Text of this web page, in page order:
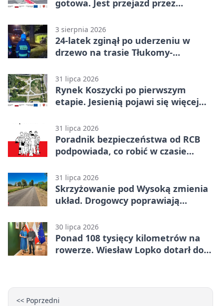
gotowa. Jest przejazd przez
3 sierpnia 2026
24-latek zginął po uderzeniu w
drzewo na trasie Tłukomy-
31 lipca 2026
Rynek Koszycki po pierwszym
etapie. Jesienią pojawi się więcej
31 lipca 2026
Poradnik bezpieczeństwa od RCB
podpowiada, co robić w czasie
31 lipca 2026
Skrzyżowanie pod Wysoką zmienia
układ. Drogowcy poprawiają
30 lipca 2026
Ponad 108 tysięcy kilometrów na
rowerze. Wiesław Lopko dotarł do
<< Poprzedni